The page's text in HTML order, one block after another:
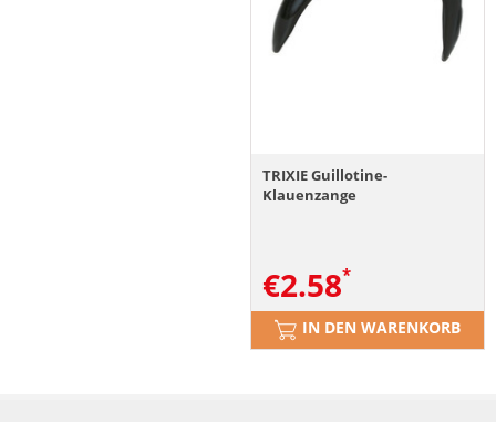
TRIXIE Guillotine-
Klauenzange
€2.58
IN DEN WARENKORB